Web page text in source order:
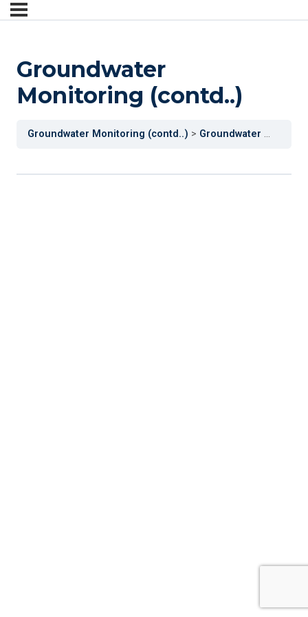
Groundwater
Monitoring (contd..)
Groundwater Monitoring (contd..) Groundwater Monitoring (contd..)